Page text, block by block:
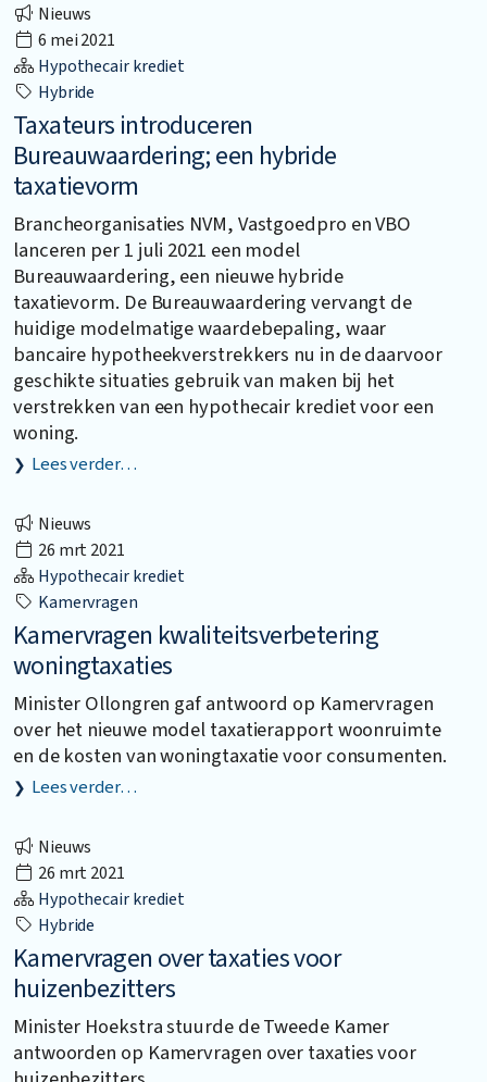
Nieuws
6 mei 2021
Hypothecair krediet
Hybride
Taxateurs introduceren
Bureauwaardering; een hybride
taxatievorm
Brancheorganisaties NVM, Vastgoedpro en VBO
lanceren per 1 juli 2021 een model
Bureauwaardering, een nieuwe hybride
taxatievorm. De Bureauwaardering vervangt de
huidige modelmatige waardebepaling, waar
bancaire hypotheekverstrekkers nu in de daarvoor
geschikte situaties gebruik van maken bij het
verstrekken van een hypothecair krediet voor een
woning.
Lees verder…
Nieuws
26 mrt 2021
Hypothecair krediet
Kamervragen
Kamervragen kwaliteitsverbetering
woningtaxaties
Minister Ollongren gaf antwoord op Kamervragen
over het nieuwe model taxatierapport woonruimte
en de kosten van woningtaxatie voor consumenten.
Lees verder…
Nieuws
26 mrt 2021
Hypothecair krediet
Hybride
Kamervragen over taxaties voor
huizenbezitters
Minister Hoekstra stuurde de Tweede Kamer
antwoorden op Kamervragen over taxaties voor